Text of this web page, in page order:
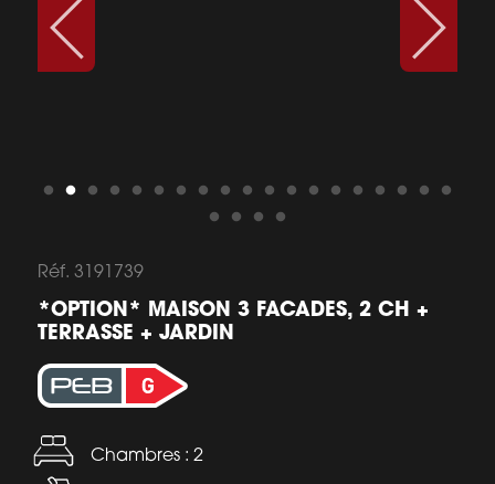
Réf. 3191739
*OPTION* MAISON 3 FACADES, 2 CH +
TERRASSE + JARDIN
Chambres : 2